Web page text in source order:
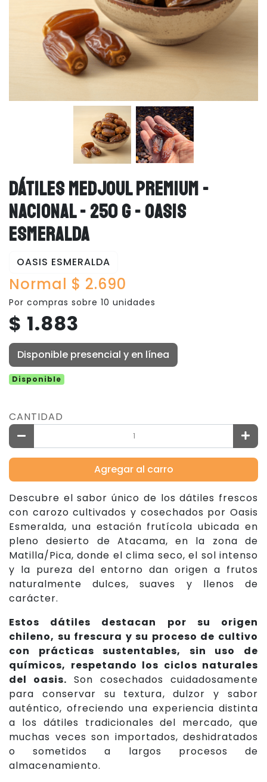
DÁTILES MEDJOUL PREMIUM -
NACIONAL - 250 G - OASIS
ESMERALDA
OASIS ESMERALDA
Normal $ 2.690
Por compras sobre 10 unidades
$ 1.883
Disponible presencial y en línea
Disponible
CANTIDAD
Agregar al carro
Descubre el sabor único de los dátiles frescos
con carozo cultivados y cosechados por Oasis
Esmeralda, una estación frutícola ubicada en
pleno desierto de Atacama, en la zona de
Matilla/Pica, donde el clima seco, el sol intenso
y la pureza del entorno dan origen a frutos
naturalmente dulces, suaves y llenos de
carácter.
Estos dátiles destacan por su origen
chileno, su frescura y su proceso de cultivo
con prácticas sustentables, sin uso de
químicos, respetando los ciclos naturales
del oasis. Son cosechados cuidadosamente
para conservar su textura, dulzor y sabor
auténtico, ofreciendo una experiencia distinta
a los dátiles tradicionales del mercado, que
muchas veces son importados, deshidratados
o sometidos a largos procesos de
almacenamiento.